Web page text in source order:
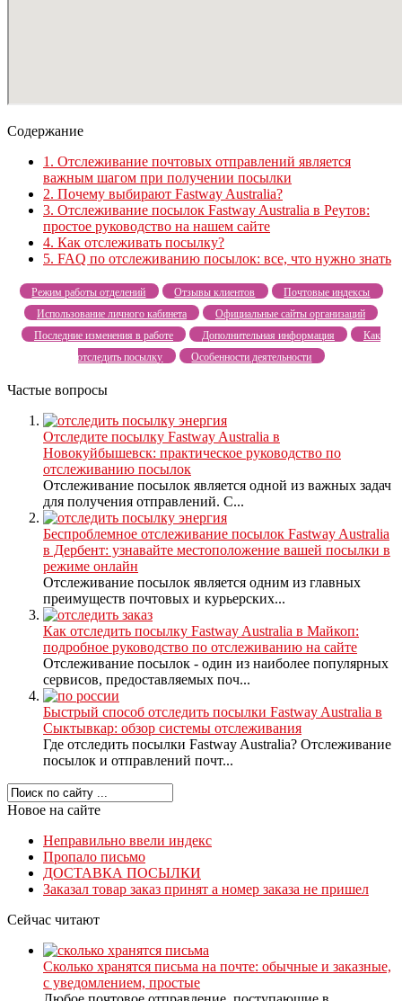
Содержание
1. Отслеживание почтовых отправлений является
важным шагом при получении посылки
2. Почему выбирают Fastway Australia?
3. Отслеживание посылок Fastway Australia в Реутов:
простое руководство на нашем сайте
4. Как отслеживать посылку?
5. FAQ по отслеживанию посылок: все, что нужно знать
Режим работы отделений Отзывы клиентов
Почтовые индексы
Использование личного кабинета
Официальные сайты организаций
Последние изменения в работе
Дополнительная информация
Как
отследить посылку
Особенности деятельности
Частые вопросы
Отследите посылку Fastway Australia в
Новокуйбышевск: практическое руководство по
отслеживанию посылок
Отслеживание посылок является одной из важных задач
для получения отправлений. С...
Беспроблемное отслеживание посылок Fastway Australia
в Дербент: узнавайте местоположение вашей посылки в
режиме онлайн
Отслеживание посылок является одним из главных
преимуществ почтовых и курьерских...
Как отследить посылку Fastway Australia в Майкоп:
подробное руководство по отслеживанию на сайте
Отслеживание посылок - один из наиболее популярных
сервисов, предоставляемых поч...
Быстрый способ отследить посылки Fastway Australia в
Сыктывкар: обзор системы отслеживания
Где отследить посылки Fastway Australia? Отслеживание
посылок и отправлений почт...
Новое на сайте
Неправильно ввели индекс
Пропало письмо
ДОСТАВКА ПОСЫЛКИ
Заказал товар заказ принят а номер заказа не пришел
Сейчас читают
Сколько хранятся письма на почте: обычные и заказные,
с уведомлением, простые